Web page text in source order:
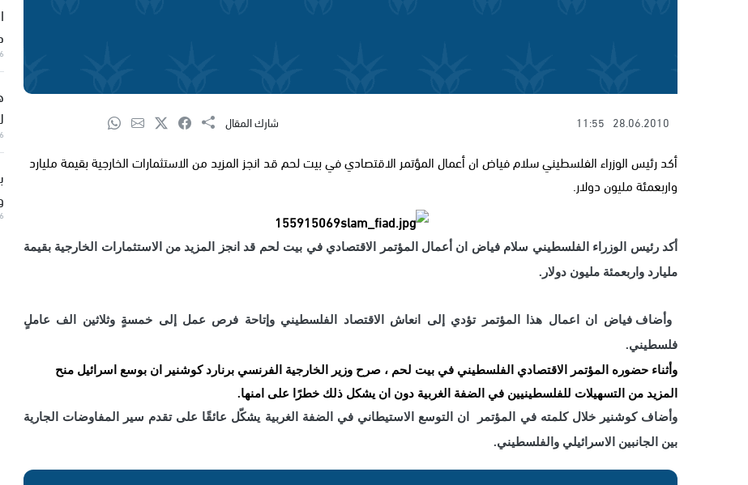
28.06.2010
11:55 شارك المقال
أكد رئيس الوزراء الفلسطيني سلام فياض ان أعمال المؤتمر الاقتصادي في بيت لحم قد انجز المزيد من الاستثمارات الخارجية بقيمة مليارد
واربعمئة مليون دولار.
أكد رئيس الوزراء الفلسطيني سلام فياض ان أعمال المؤتمر الاقتصادي في بيت لحم قد انجز المزيد من الاستثمارات الخارجية بقيمة
مليارد واربعمئة مليون دولار.
وأضاف فياض ان اعمال هذا المؤتمر تؤدي إلى انعاش الاقتصاد الفلسطيني وإتاحة فرص عمل إلى خمسةٍ وثلاثين الف عاملٍ
فلسطيني.
وأثناء حضوره المؤتمر الاقتصادي الفلسطيني في بيت لحم ، صرح وزير الخارجية الفرنسي برنارد كوشنير ان بوسع اسرائيل منح
المزيد من التسهيلات للفلسطينيين في الضفة الغربية دون ان يشكل ذلك خطرًا على امنها.
وأضاف كوشنير خلال كلمته في المؤتمر ان التوسع الاستيطاني في الضفة الغربية يشكّل عائقًا على تقدم سير المفاوضات الجارية
بين الجانبين الاسرائيلي والفلسطيني.